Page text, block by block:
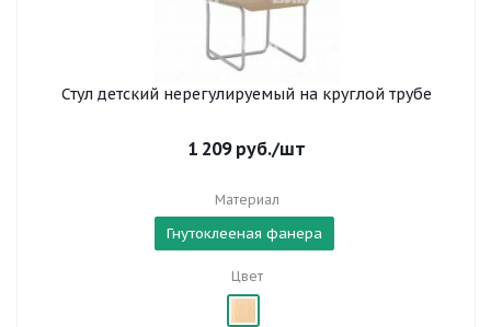
Стул детский нерегулируемый на круглой трубе
1 209руб./шт
Материал
Гнутоклееная фанера
Цвет